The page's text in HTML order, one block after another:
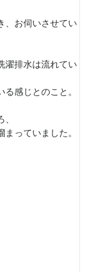
、お伺いさせてい
濯排水は流れてい
感じとのこと。
っていました。